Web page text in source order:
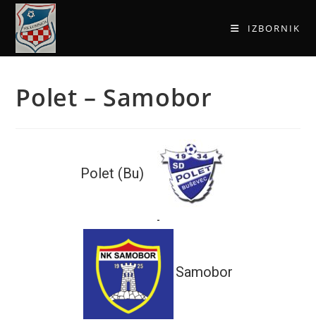
IZBORNIK
Polet – Samobor
Polet (Bu)
-
Samobor